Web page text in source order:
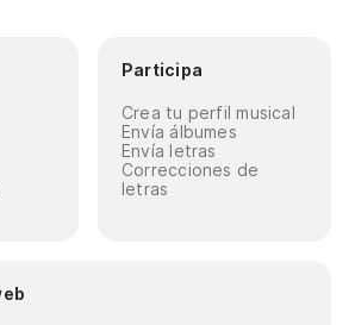
Participa
Crea tu perfil musical
Envía álbumes
Envía letras
Correcciones de
letras